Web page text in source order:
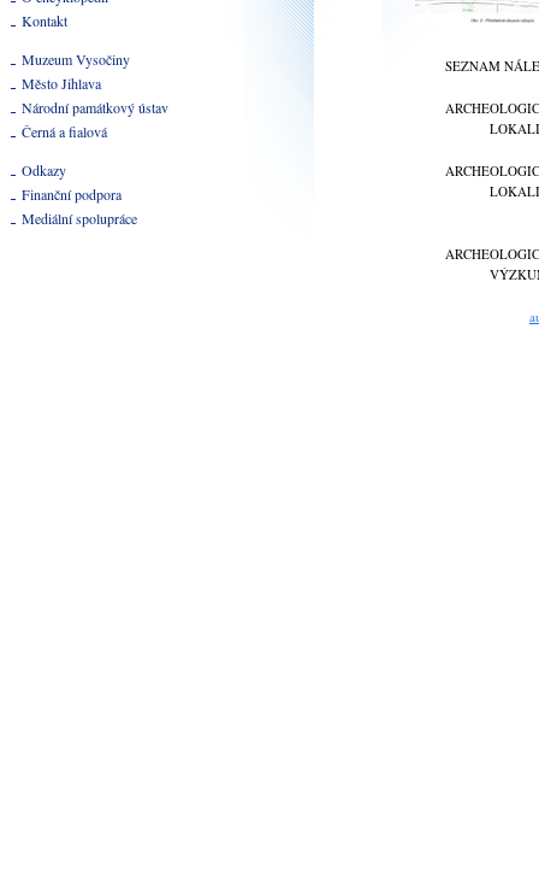
Kontakt
Muzeum Vysočiny
Město Jihlava
Národní památkový ústav
Černá a fialová
Odkazy
Finanční podpora
Mediální spolupráce
SEZNAM